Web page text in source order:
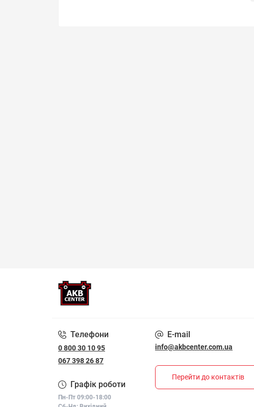
Телефони
0 800 30 10 95
067 398 26 87
Графік роботи
Пн-Пт 09:00-18:00
E-mail
info@akbcenter.com.ua
Перейти до контактів